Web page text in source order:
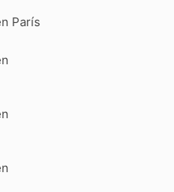
París